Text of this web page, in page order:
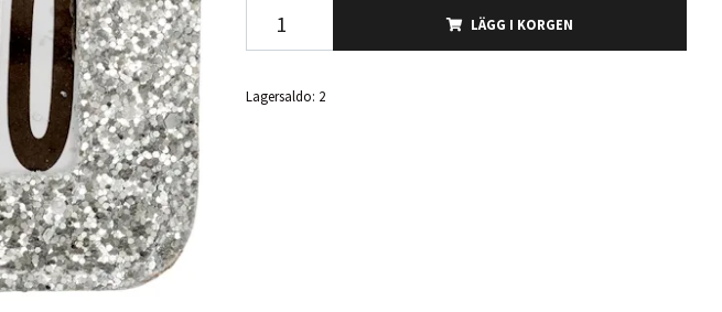
LÄGG I KORGEN
Lagersaldo: 2